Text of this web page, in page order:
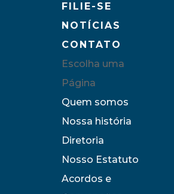
FILIE-SE
NOTÍCIAS
CONTATO
Escolha uma
Página
Quem somos
Nossa história
Diretoria
Nosso Estatuto
Acordos e